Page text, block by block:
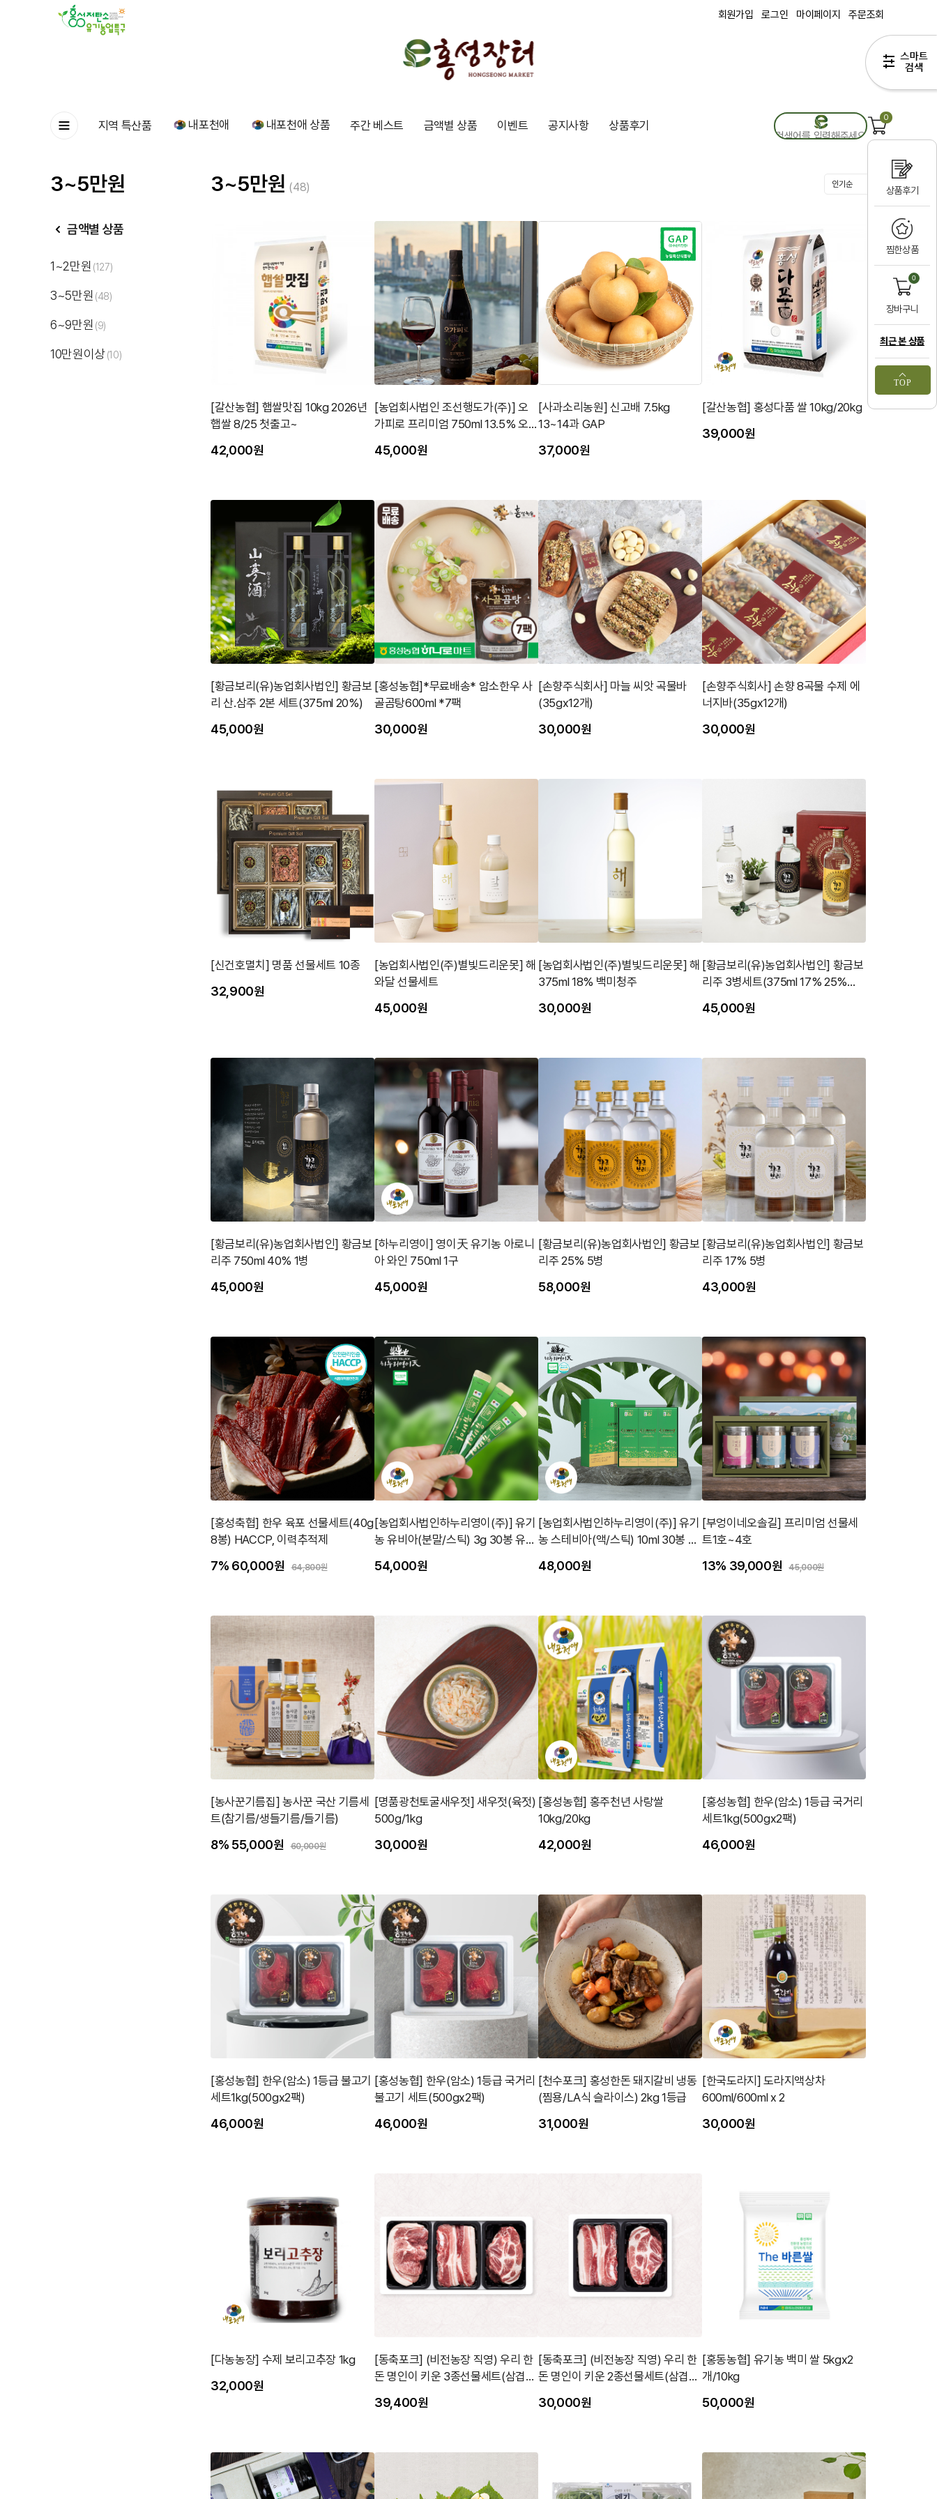
상품후기
찜한상품
0
장바구니
최근 본 상품
TOP
회원가입 로그인 마이페이지 주문조회
지역 특산품 내포천애 내포천애 상품 주간 베스트 금액별 상품 이벤트 공지사항 상품후기
0
3~5만원
금액별 상품
1~2만원 (127)
3~5만원 (48)
6~9만원 (9)
10만원이상(10)
3~5만원 (48)
[갈산농협] 햅쌀맛집 10kg 2026년
햅쌀 8/25 첫출고~
42,000원
[농업회사법인 조선행도가(주)] 오
가피로 프리미엄 750ml 13.5% 오
45,000원
[사과소리농원] 신고배 7.5kg
13~14과 GAP
37,000원
[갈산농협] 홍성다품 쌀 10kg/20kg
39,000원
[황금보리(유)농업회사법인] 황금보
리 산.삼주 2본 세트(375ml 20%)
45,000원
[홍성농협]*무료배송* 암소한우 사
골곰탕600ml *7팩
30,000원
[손향주식회사] 마늘 씨앗 곡물바
(35gx12개)
30,000원
[손향주식회사] 손향 8곡물 수제 에
너지바(35gx12개)
30,000원
[신건호멸치] 명품 선물세트 10종
32,900원
[농업회사법인(주)별빛드리운못] 해
와달 선물세트
45,000원
[농업회사법인(주)별빛드리운못] 해
375ml 18% 백미청주
30,000원
[황금보리(유)농업회사법인] 황금보
리주 3병세트(375ml 17% 25%
45,000원
[황금보리(유)농업회사법인] 황금보
리주 750ml 40% 1병
45,000원
[하누리영이] 영이天 유기농 아로니
아 와인 750ml 1구
45,000원
[황금보리(유)농업회사법인] 황금보
리주 25% 5병
58,000원
[황금보리(유)농업회사법인] 황금보
리주 17% 5병
43,000원
[홍성축협] 한우 육포 선물세트(40g
8봉) HACCP, 이력추적제
7% 60,000원 64,800원
[농업회사법인하누리영이(주)] 유기
농 유비아(분말/스틱) 3g 30봉 유기
54,000원
[농업회사법인하누리영이(주)] 유기
농 스테비아(액/스틱) 10ml 30봉 유
48,000원
[부엉이네오솔길] 프리미엄 선물세
트1호~4호
13% 39,000원 45,000원
[농사꾼기름집] 농사꾼 국산 기름세
트(참기름/생들기름/들기름)
8% 55,000원 60,000원
[명품광천토굴새우젓] 새우젓(육젓)
500g/1kg
30,000원
[홍성농협] 홍주천년 사랑쌀
10kg/20kg
42,000원
[홍성농협] 한우(암소) 1등급 국거리
세트1kg(500gx2팩)
46,000원
[홍성농협] 한우(암소) 1등급 불고기
세트1kg(500gx2팩)
46,000원
[홍성농협] 한우(암소) 1등급 국거리
불고기 세트(500gx2팩)
46,000원
[천수포크] 홍성한돈 돼지갈비 냉동
(찜용/LA식 슬라이스) 2kg 1등급
31,000원
[한국도라지] 도라지액상차
600ml/600ml x 2
30,000원
[다농농장] 수제 보리고추장 1kg
32,000원
[동축포크] (비전농장 직영) 우리 한
돈 명인이 키운 3종선물세트(삼겹살
39,400원
[동축포크] (비전농장 직영) 우리 한
돈 명인이 키운 2종선물세트(삼겹살
30,000원
[홍동농협] 유기농 백미 쌀 5kgx2
개/10kg
50,000원